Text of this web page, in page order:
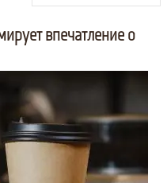
впечатление о